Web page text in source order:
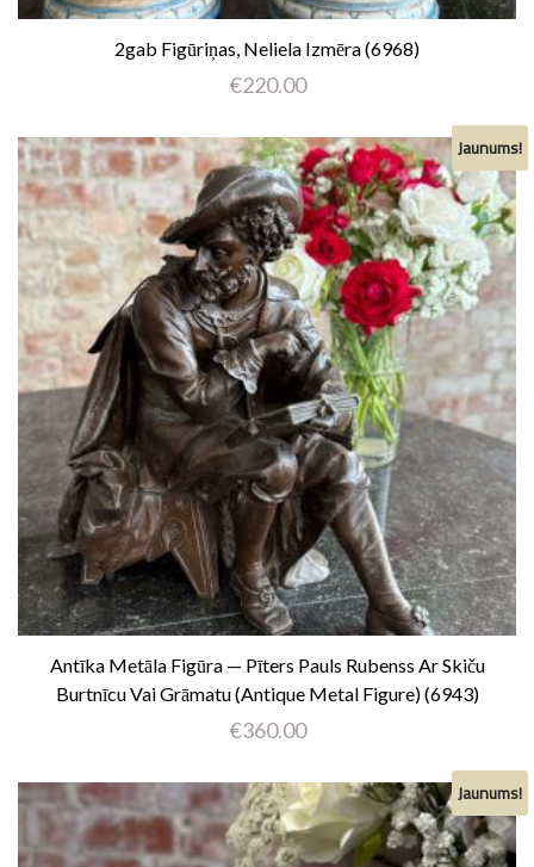
2gab Figūriņas, Neliela Izmēra (6968)
€220.00
Jaunums!
Antīka Metāla Figūra — Pīters Pauls Rubenss Ar Skiču
Burtnīcu Vai Grāmatu (Antique Metal Figure) (6943)
€360.00
Jaunums!